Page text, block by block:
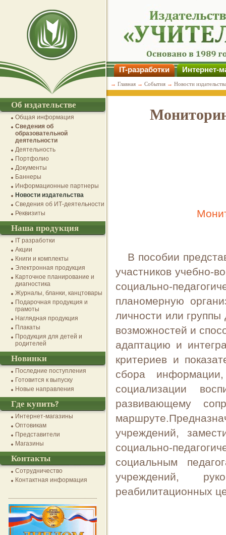
В пособии
участников учебно-
социально-
планомерную
личности или
возможностей и
адаптацию и
критериев и
сбора
социализации
развивающему
учреждений,
социально-
социальным
учреждений,
реабилитационных
IT-разработки Интернет-
→ Главная → События → Новости
Об издательстве
Общая информация
Сведения об
образовательной
деятельности
Деятельность
Портфолио
Документы
Баннеры
Информационные партнеры
Новости издательства
Сведения об ИТ-деятельности
Реквизиты
Наша продукция
IT разработки
Акции
Книги и комплекты
Электронная продукция
Карточное планирование и
диагностика
Журналы, бланки, канцтовары
Подарочная продукция и
грамоты
Наглядная продукция
Плакаты
Продукция для детей и
родителей
Новинки
Последние поступления
Готовится к выпуску
Новые направления
Где купить?
Интернет-магазины
Оптовикам
Представители
Магазины
Контакты
Сотрудничество
Контактная информация